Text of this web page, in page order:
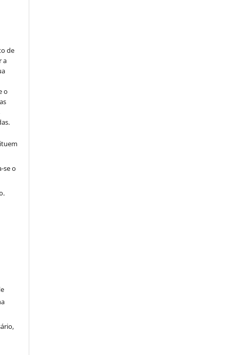
de
a
o
se o